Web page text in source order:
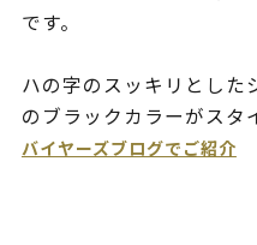
です。
ハの字のスッキリとした
のブラックカラーがスタ
バイヤーズブログでご紹介